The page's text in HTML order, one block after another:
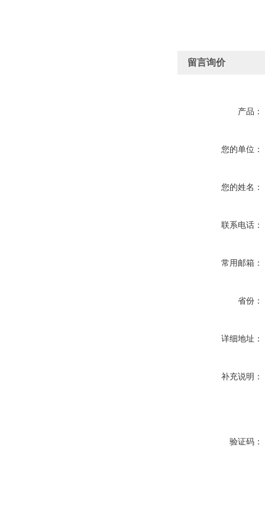
留言询价
产品：
您的单位：
您的姓名：
联系电话：
常用邮箱：
省份：
详细地址：
补充说明：
验证码：